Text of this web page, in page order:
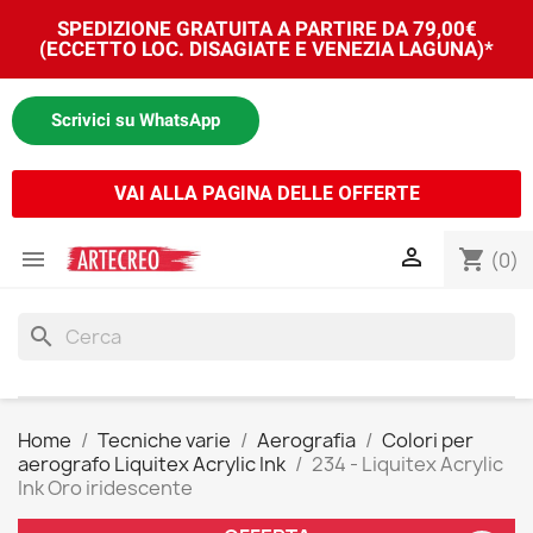
SPEDIZIONE GRATUITA A PARTIRE DA 79,00€
(ECCETTO LOC. DISAGIATE E VENEZIA LAGUNA)*
Scrivici su WhatsApp
VAI ALLA PAGINA DELLE OFFERTE
 shopping_cart (0)

search
Home Tecniche varie Aerografia
Colori per
aerografo Liquitex Acrylic Ink
234 - Liquitex Acrylic
Ink Oro iridescente